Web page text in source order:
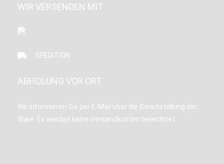
WIR VERSENDEN MIT
SPEDITION
ABHOLUNG VOR ORT
Wir informieren Sie per E-Mail über die Bereitstellung der
Ware. Es werden keine Versandkosten berechnet.